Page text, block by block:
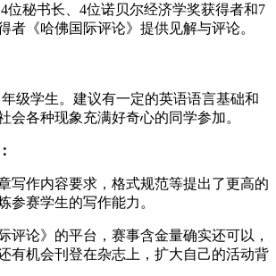
位秘书长、4位诺贝尔经济学奖获得者和7
者《哈佛国际评论》提供见解与评论。
级学生。建议有一定的英语语言基础和
会各种现象充满好奇心的同学参加。
写作内容要求，格式规范等提出了更高的
参赛学生的写作能力。
评论》的平台，赛事含金量确实还可以，
有机会刊登在杂志上，扩大自己的活动背